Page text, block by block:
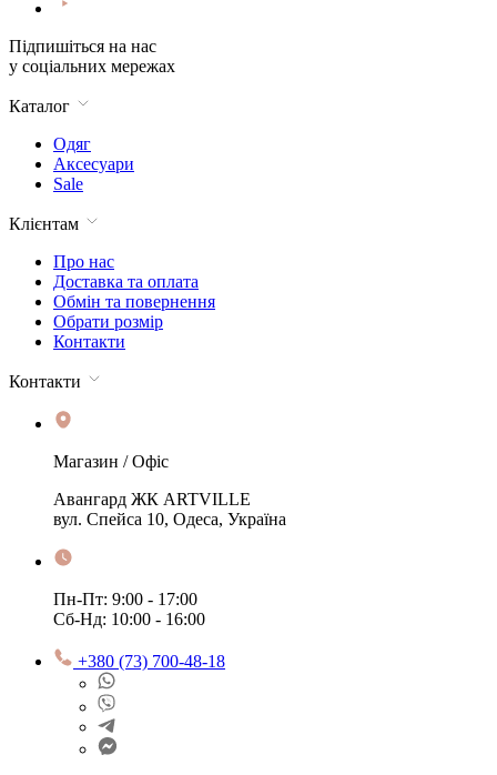
Підпишіться на нас
у соціальних мережах
Каталог
Одяг
Аксесуари
Sale
Клієнтам
Про нас
Доставка та оплата
Обмін та повернення
Обрати розмір
Контакти
Контакти
Магазин / Офіс
Авангард ЖК ARTVILLE
вул. Спейса 10, Одеса, Україна
Пн-Пт: 9:00 - 17:00
Сб-Нд: 10:00 - 16:00
+380 (73) 700-48-18